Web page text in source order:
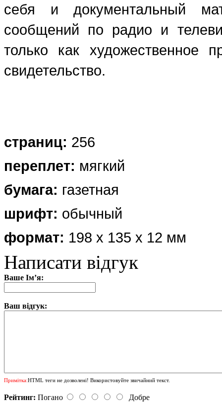
себя и документальный
сообщений по радио и
только как художественное
свидетельство.
страниц: 256
переплет: мягкий
бумага: газетная
шрифт: обычный
формат: 198 х 135 х 12 мм
Написати відгук
Ваше Ім’я:
Ваш відгук:
Примітка:HTML теги не дозволені! Використовуйте звичайний текст.
Рейтинг: Погано Добре